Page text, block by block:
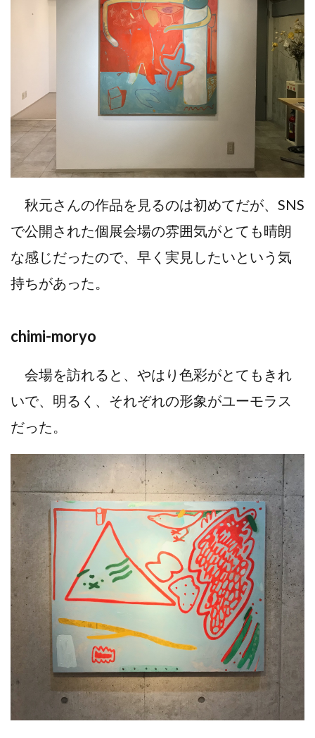
秋元さんの作品を見るのは初めてだが、SNS
で公開された個展会場の雰囲気がとても晴朗
な感じだったので、早く実見したいという気
持ちがあった。
chimi-moryo
会場を訪れると、やはり色彩がとてもきれ
いで、明るく、それぞれの形象がユーモラス
だった。